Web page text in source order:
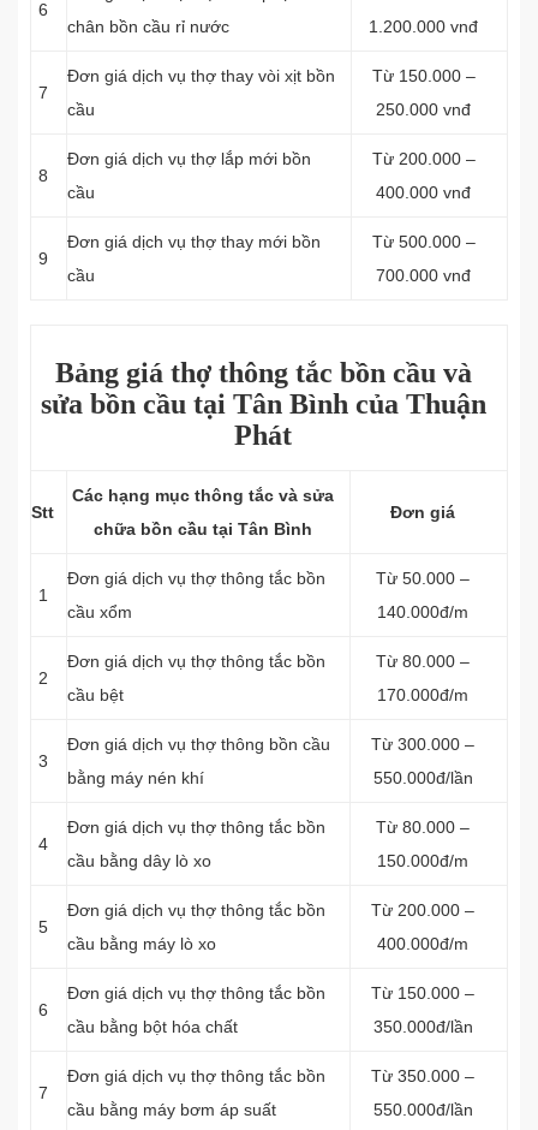
6
chân bồn cầu rỉ nước
1.200.000 vnđ
7
Đơn giá dịch vụ thợ thay vòi xịt bồn
cầu
Từ 150.000 –
250.000 vnđ
8
Đơn giá dịch vụ thợ lắp mới bồn
cầu
Từ 200.000 –
400.000 vnđ
9
Đơn giá dịch vụ thợ thay mới bồn
cầu
Từ 500.000 –
700.000 vnđ
Bảng giá thợ thông tắc bồn cầu và
sửa bồn cầu tại Tân Bình của Thuận
Phát
Stt
Các hạng mục thông tắc và sửa
chữa bồn cầu tại Tân Bình
Đơn giá
1
Đơn giá dịch vụ thợ thông tắc bồn
cầu xổm
Từ 50.000 –
140.000đ/m
2
Đơn giá dịch vụ thợ thông tắc bồn
cầu bệt
Từ 80.000 –
170.000đ/m
3
Đơn giá dịch vụ thợ thông bồn cầu
bằng máy nén khí
Từ 300.000 –
550.000đ/lần
4
Đơn giá dịch vụ thợ thông tắc bồn
cầu bằng dây lò xo
Từ 80.000 –
150.000đ/m
5
Đơn giá dịch vụ thợ thông tắc bồn
cầu bằng máy lò xo
Từ 200.000 –
400.000đ/m
6
Đơn giá dịch vụ thợ thông tắc bồn
cầu bằng bột hóa chất
Từ 150.000 –
350.000đ/lần
7
Đơn giá dịch vụ thợ thông tắc bồn
cầu bằng máy bơm áp suất
Từ 350.000 –
550.000đ/lần